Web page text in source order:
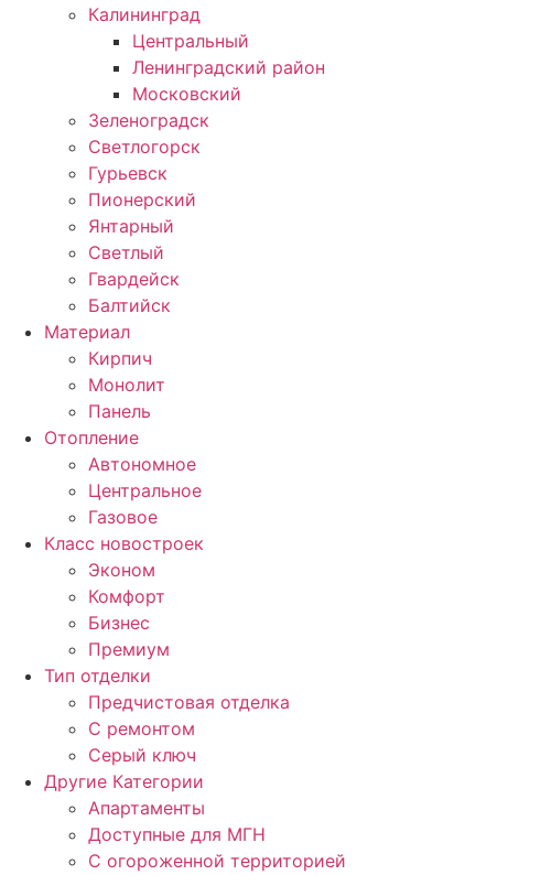
Калининград
Центральный
Ленинградский район
Московский
Зеленоградск
Светлогорск
Гурьевск
Пионерский
Янтарный
Светлый
Гвардейск
Балтийск
Материал
Кирпич
Монолит
Панель
Отопление
Автономное
Центральное
Газовое
Класс новостроек
Эконом
Комфорт
Бизнес
Премиум
Тип отделки
Предчистовая отделка
С ремонтом
Серый ключ
Другие Категории
Апартаменты
Доступные для МГН
С огороженной территорией